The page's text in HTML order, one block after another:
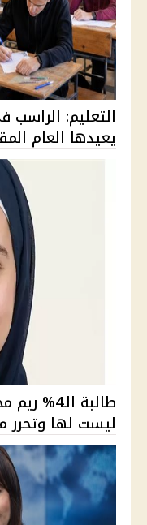
يعيدها العام
طالبة
ليست لها وتحرر